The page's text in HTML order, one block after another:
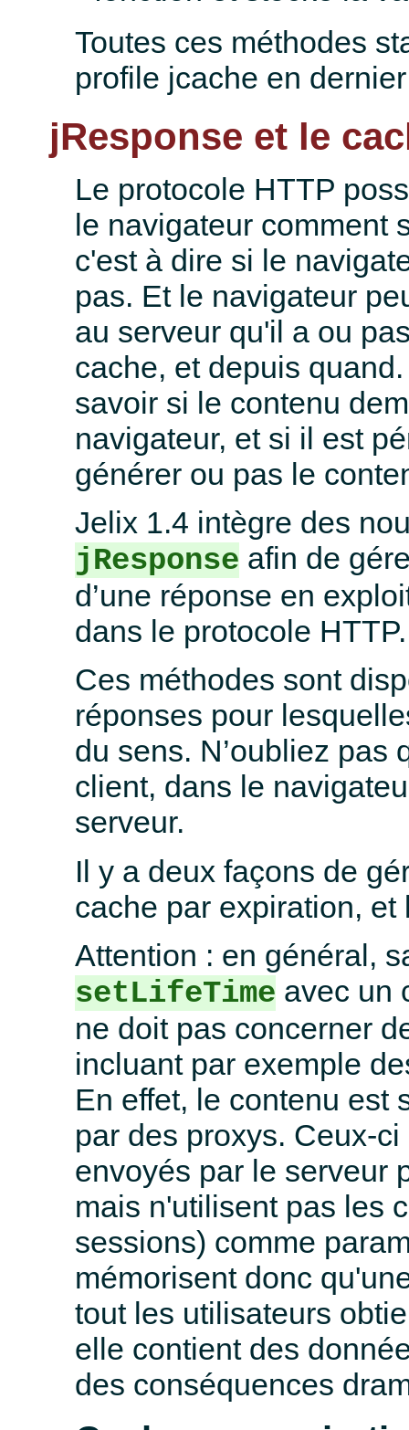
Toutes ces méthodes
profile jcache en
jResponse et le
Le protocole HTTP
le navigateur comment
c'est à dire si le
pas. Et le navigateur
au serveur qu'il a ou
cache, et depuis
savoir si le contenu
navigateur, et si il est
générer ou pas le
Jelix 1.4 intègre des
jResponse afin de
d’une réponse en
dans le protocole HTTP.
Ces méthodes sont
réponses pour
du sens. N’oubliez pas
client, dans le
serveur.
Il y a deux façons de
cache par expiration,
Attention : en général,
setLifeTime avec un
ne doit pas concerner
incluant par exemple
En effet, le contenu est
par des proxys. Ceux-
envoyés par le serveur
mais n'utilisent pas les
sessions) comme
mémorisent donc
tout les utilisateurs
elle contient des
des conséquences